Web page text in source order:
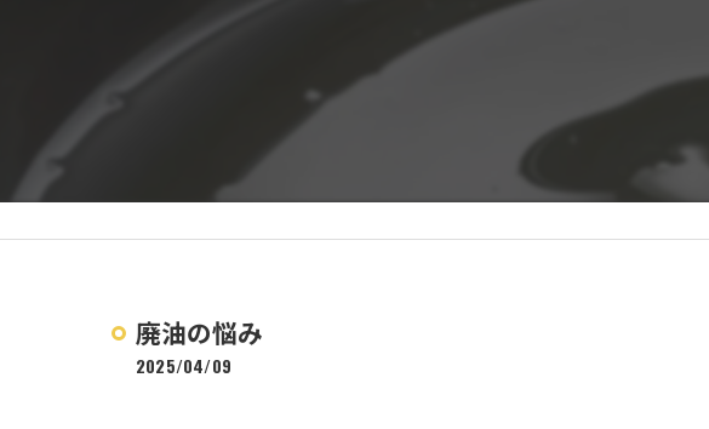
廃油の悩み
2025/04/09